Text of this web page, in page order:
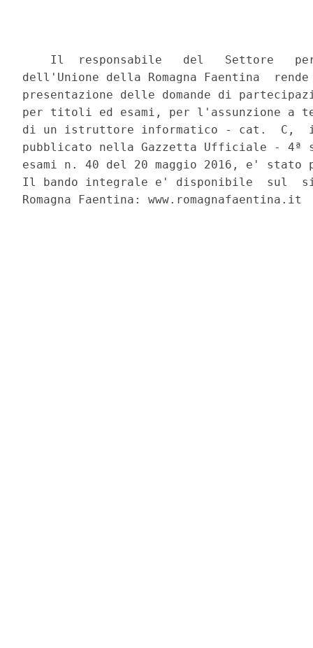
Il  responsabile   del   Settore
dell'Unione della Romagna Faentina
presentazione delle domande di
per titoli ed esami, per l'assunzione a
di un istruttore informatico - cat.
pubblicato nella Gazzetta Ufficiale - 4ª
esami n. 40 del 20 maggio 2016, e' stato
Il bando integrale e' disponibile  sul
Romagna Faentina: www.romagnafaentina.it